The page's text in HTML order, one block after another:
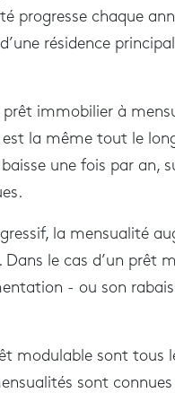
progresse chaque
résidence
prêt immobilier à
la même tout le
une fois par an,
la mensualité
le cas d’un prêt
- ou son
modulable sont tous
sont